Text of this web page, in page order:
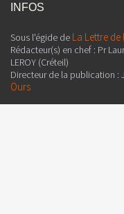
INFOS
Sous l'égide de La Lettre
Rédacteur(s) en chef : Pr
LEROY (Créteil)
Directeur de la publication :
Ours